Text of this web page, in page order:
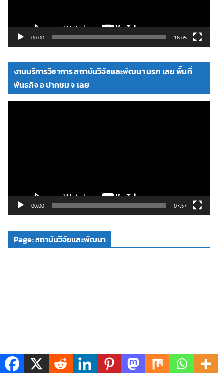
ดี
โ
00:00 16:05
งานบริการวิชาการ สถาบันวิจัยและพัฒนา มรภ เลย พื้นที่
พันธกิจ อ ปากชม จ เลย
ดี
โ
00:00 07:57
Page: สถาบันวิจัยและพัฒนา